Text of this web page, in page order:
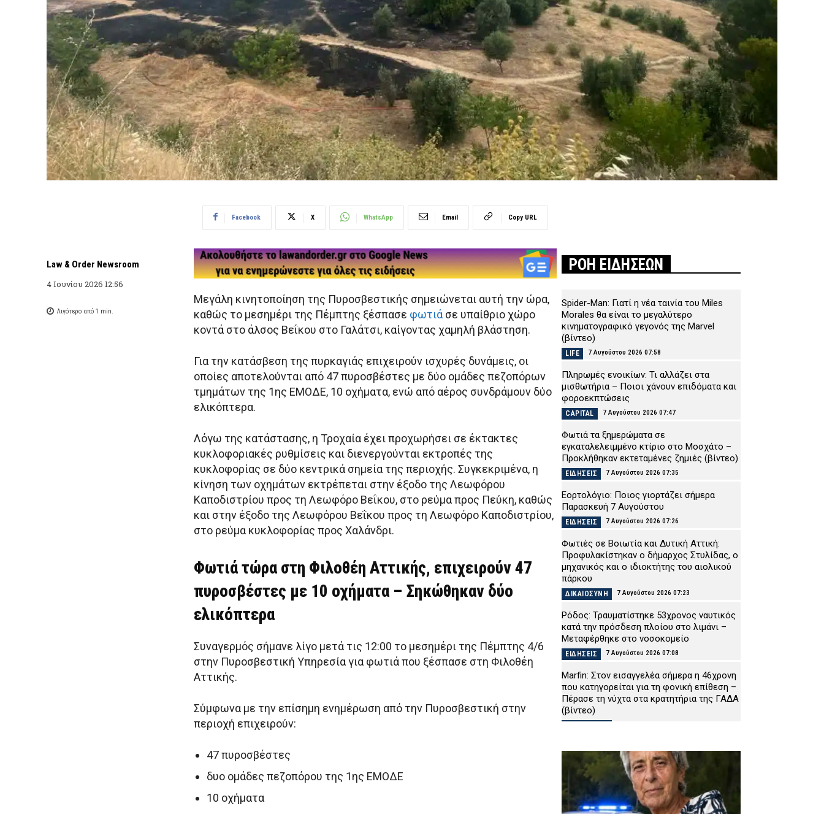
Law & Order Newsroom
4 Ιουνίου 2026 12:56
Λιγότερο από 1 min.
Facebook X WhatsApp Email Copy URL
Μεγάλη κινητοποίηση της Πυροσβεστικής σημειώνεται αυτή την ώρα,
καθώς το μεσημέρι της Πέμπτης ξέσπασε φωτιά σε υπαίθριο χώρο
κοντά στο άλσος Βεΐκου στο Γαλάτσι, καίγοντας χαμηλή βλάστηση.
Για την κατάσβεση της πυρκαγιάς επιχειρούν ισχυρές δυνάμεις, οι
οποίες αποτελούνται από 47 πυροσβέστες με δύο ομάδες πεζοπόρων
τμημάτων της 1ης ΕΜΟΔΕ, 10 οχήματα, ενώ από αέρος συνδράμουν δύο
ελικόπτερα.
Λόγω της κατάστασης, η Τροχαία έχει προχωρήσει σε έκτακτες
κυκλοφοριακές ρυθμίσεις και διενεργούνται εκτροπές της
κυκλοφορίας σε δύο κεντρικά σημεία της περιοχής. Συγκεκριμένα, η
κίνηση των οχημάτων εκτρέπεται στην έξοδο της Λεωφόρου
Καποδιστρίου προς τη Λεωφόρο Βεΐκου, στο ρεύμα προς Πεύκη, καθώς
και στην έξοδο της Λεωφόρου Βεΐκου προς τη Λεωφόρο Καποδιστρίου,
στο ρεύμα κυκλοφορίας προς Χαλάνδρι.
Φωτιά τώρα στη Φιλοθέη Αττικής, επιχειρούν 47
πυροσβέστες με 10 οχήματα – Σηκώθηκαν δύο
ελικόπτερα
Συναγερμός σήμανε λίγο μετά τις 12:00 το μεσημέρι της Πέμπτης 4/6
στην Πυροσβεστική Υπηρεσία για φωτιά που ξέσπασε στη Φιλοθέη
Αττικής.
Σύμφωνα με την επίσημη ενημέρωση από την Πυροσβεστική στην
περιοχή επιχειρούν:
47 πυροσβέστες
δυο ομάδες πεζοπόρου της 1ης ΕΜΟΔΕ
10 οχήματα
ΡΟΗ ΕΙΔΗΣΕΩΝ
Spider-Man: Γιατί η νέα ταινία του Miles
Morales θα είναι το μεγαλύτερο
κινηματογραφικό γεγονός της Marvel
(βίντεο)
LIFE 7 Αυγούστου 2026 07:58
Πληρωμές ενοικίων: Τι αλλάζει στα
μισθωτήρια – Ποιοι χάνουν επιδόματα και
φοροεκπτώσεις
CAPITAL 7 Αυγούστου 2026 07:47
Φωτιά τα ξημερώματα σε
εγκαταλελειμμένο κτίριο στο Μοσχάτο –
Προκλήθηκαν εκτεταμένες ζημιές (βίντεο)
ΕΙΔΗΣΕΙΣ 7 Αυγούστου 2026 07:35
Εορτολόγιο: Ποιος γιορτάζει σήμερα
Παρασκευή 7 Αυγούστου
ΕΙΔΗΣΕΙΣ 7 Αυγούστου 2026 07:26
Φωτιές σε Βοιωτία και Δυτική Αττική:
Προφυλακίστηκαν ο δήμαρχος Στυλίδας, ο
μηχανικός και ο ιδιοκτήτης του αιολικού
πάρκου
ΔΙΚΑΙΟΣΥΝΗ 7 Αυγούστου 2026 07:23
Ρόδος: Τραυματίστηκε 53χρονος ναυτικός
κατά την πρόσδεση πλοίου στο λιμάνι –
Μεταφέρθηκε στο νοσοκομείο
ΕΙΔΗΣΕΙΣ 7 Αυγούστου 2026 07:08
Marfin: Στον εισαγγελέα σήμερα η 46χρονη
που κατηγορείται για τη φονική επίθεση –
Πέρασε τη νύχτα στα κρατητήρια της ΓΑΔΑ
(βίντεο)
ρεύματος σήμερα (7/8) στην Αττική –
Αναλυτικά ώρες και οδοί
ΕΙΔΗΣΕΙΣ 7 Αυγούστου 2026 04:00
Χανιά: Νεκρός 81χρονος που ανασύρθηκε